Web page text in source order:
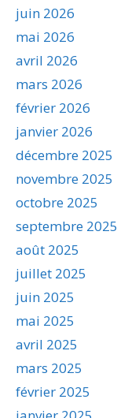
juin 2026
mai 2026
avril 2026
mars 2026
février 2026
janvier 2026
décembre 2025
novembre 2025
octobre 2025
septembre 2025
août 2025
juillet 2025
juin 2025
mai 2025
avril 2025
mars 2025
février 2025